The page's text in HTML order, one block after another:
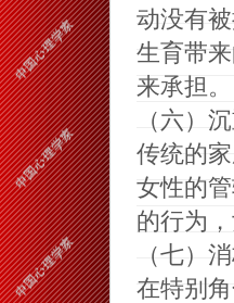
动没有
生育带
来承担。
（六）
传统的
女性的
的行为
（七）
在特别